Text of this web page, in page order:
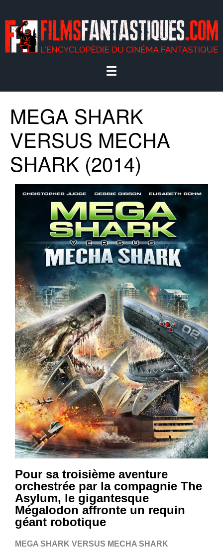
MEGA SHARK
VERSUS MECHA
SHARK (2014)
Pour sa troisième aventure
orchestrée par la compagnie The
Asylum, le gigantesque
Mégalodon affronte un requin
géant robotique
MEGA SHARK VERSUS MECHA SHARK